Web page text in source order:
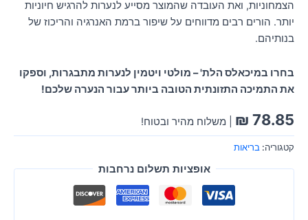
הצמחוניות, ואת העובדה שהמוצר מסייע לנערות להרגיש חיוניות
יותר. הורים רבים מדווחים על שיפור ברמת האנרגיה והריכוז של
בנותיהם.
בחרו במיכאלס הלת' – מולטי ויטמין לנערות מתבגרות, וספקו
את התמיכה התזונתית הטובה ביותר עבור הנערה שלכם!
₪ 78.85 | משלוח מהיר ובטוח!
קטגוריה: בריאות
אופציות תשלום נרחבות